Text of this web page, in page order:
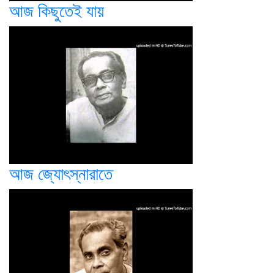
আজ কিছুতেই যায়
আজ জ্যোৎস্নারাতে